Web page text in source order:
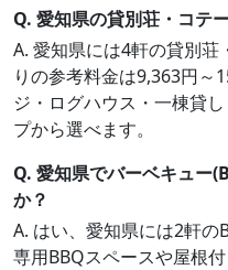
Q. 愛知県の貸別荘・コテ
A. 愛知県には4軒の貸別
りの参考料金は9,363円～
ジ・ログハウス・一棟貸
プから選べます。
Q. 愛知県でバーベキュー
か？
A. はい、愛知県には2軒の
専用BBQスペースや屋根